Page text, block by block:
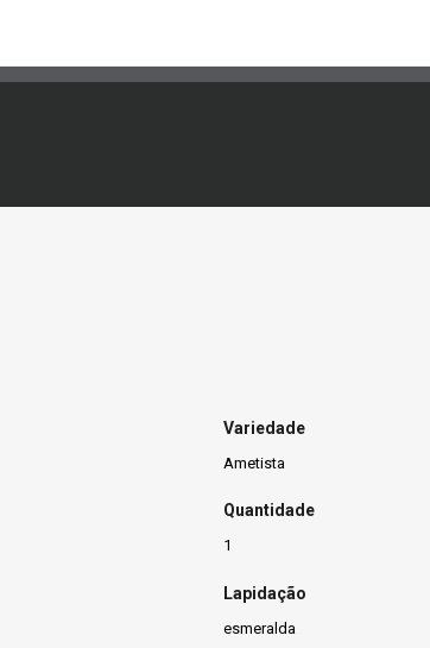
Variedade
Ametista
Quantidade
1
Lapidação
esmeralda